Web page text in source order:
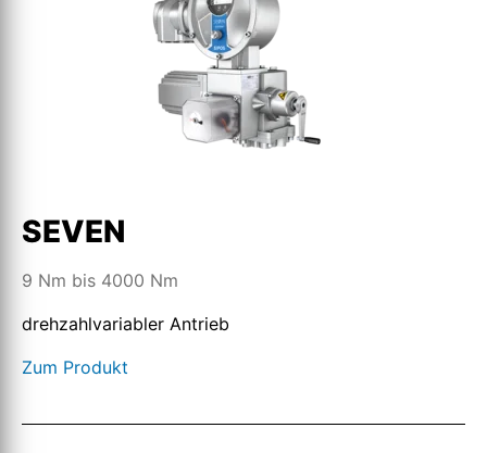
SEVEN
9 Nm bis 4000 Nm
drehzahlvariabler Antrieb
Zum Produkt